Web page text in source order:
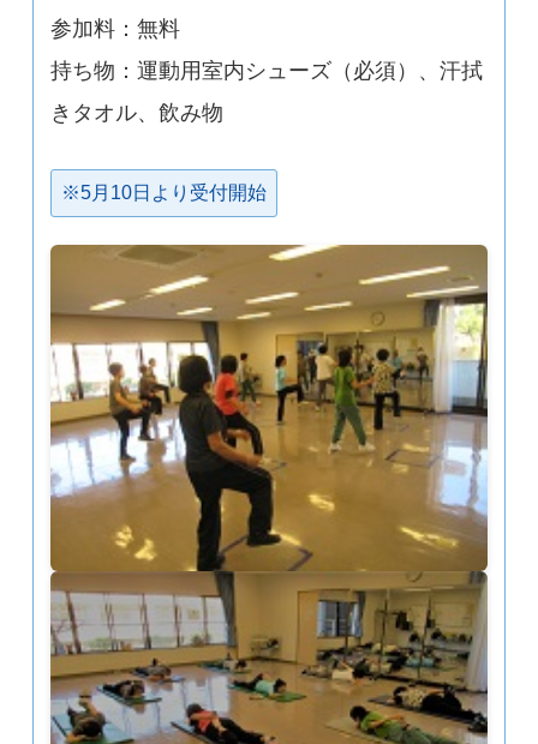
参加料：無料
持ち物：運動用室内シューズ（必須）、汗拭
きタオル、飲み物
※5月10日より受付開始